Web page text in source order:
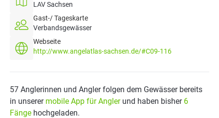
LAV Sachsen
Gast-/ Tageskarte
Verbandsgewässer
Webseite
http://www.angelatlas-sachsen.de/#C09-116
57 Anglerinnen und Angler folgen dem Gewässer bereits
in unserer mobile App für Anglerund haben bisher 6
Fänge hochgeladen.